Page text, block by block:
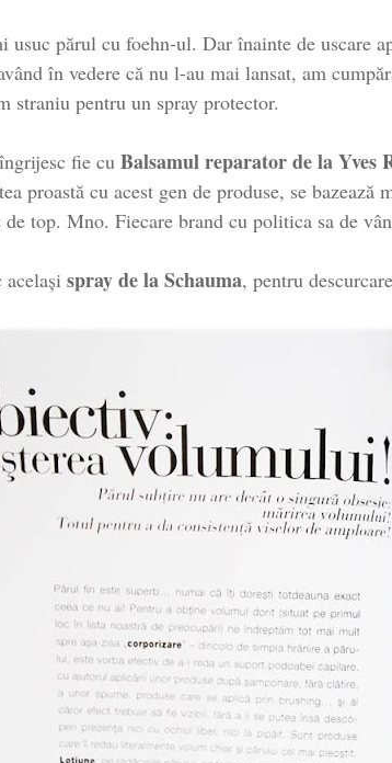
usuc părul cu foehn-ul. Dar înainte de uscare
în vedere că nu l-au mai lansat, am
straniu pentru un spray protector.
fie cu Balsamul reparator de la Yves
proastă cu acest gen de produse, se
de top. Mno. Fiecare brand cu politica sa de
același spray de la Schauma, pentru